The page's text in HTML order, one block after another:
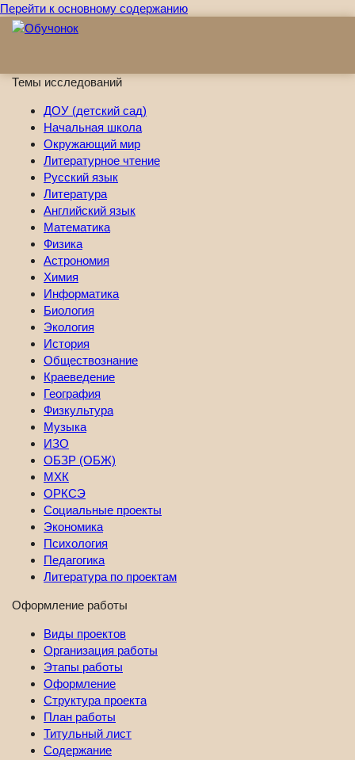
Перейти к основному содержанию
Темы исследований
ДОУ (детский сад)
Начальная школа
Окружающий мир
Литературное чтение
Русский язык
Литература
Английский язык
Математика
Физика
Астрономия
Химия
Информатика
Биология
Экология
История
Обществознание
Краеведение
География
Физкультура
Музыка
ИЗО
ОБЗР (ОБЖ)
МХК
ОРКСЭ
Социальные проекты
Экономика
Психология
Педагогика
Литература по проектам
Оформление работы
Виды проектов
Организация работы
Этапы работы
Оформление
Структура проекта
План работы
Титульный лист
Содержание